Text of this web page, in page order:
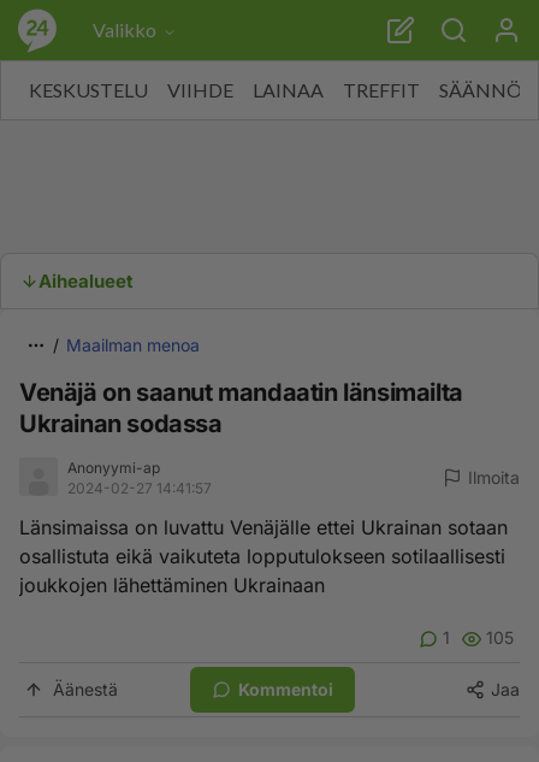
Valikko
KESKUSTELU VIIHDE LAINAA TREFFIT SÄÄNNÖT
Aihealueet
Maailman menoa
Venäjä on saanut mandaatin länsimailta
Ukrainan sodassa
Anonyymi-ap
2024-02-27 14:41:57
Ilmoita
Länsimaissa on luvattu Venäjälle ettei Ukrainan sotaan
osallistuta eikä vaikuteta lopputulokseen sotilaallisesti
joukkojen lähettäminen Ukrainaan
1 105
Äänestä Kommentoi Jaa